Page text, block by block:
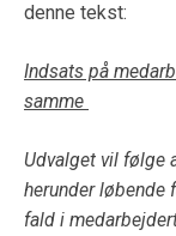
denne tekst:
Indsats på
samme
Udvalget vil følge
herunder løbende
fald i